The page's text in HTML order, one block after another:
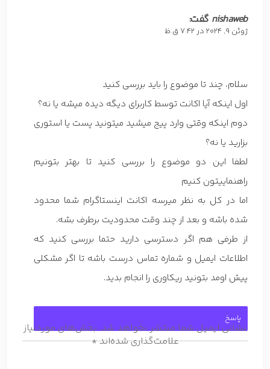
nishaweb گفت:
ژوئن 9, 2024 در 7:42 ق.ظ
سلام، چند تا موضوع را باید بررسی کنید
اول اینکه آیا اکانت توسط کاربرای دیگه دیده میشه یا نه؟
دوم اینکه وقتی وارد پیج میشید میتونید پست یا استوری
بزارید یا نه؟
لطفا این دو موضوع را بررسی کنید تا بهتر بتونیم
راهنماییتون کنیم
اما در کل به نظر میرسه اکانت اینستاگرام شما محدود
شده باشه و بعد از چند وقت محدودیت برطرف بشه.
از طرفی هم اگر دسترسی دارید حتما بررسی کنید که
اطلاعات ایمیل و شماره تماس درست باشه تا اگر مشکلی
پیش اومد بتونید ریکاوری را انجام بدید.
پاسخ
نشانی ایمیل شما منتشر نخواهد شد.بخش‌های موردنیاز
علامت‌گذاری شده‌اند*